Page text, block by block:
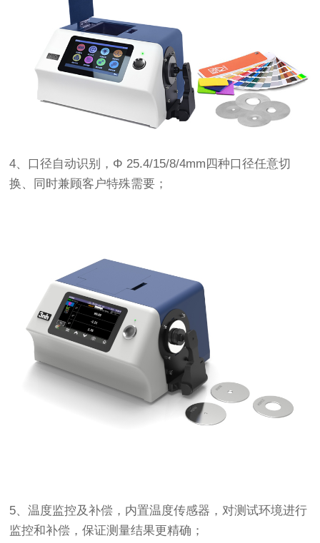
4、口径自动识别，Φ 25.4/15/8/4mm四种口径任意切
换、同时兼顾客户特殊需要；
5、温度监控及补偿，内置温度传感器，对测试环境进行
监控和补偿，保证测量结果更精确；